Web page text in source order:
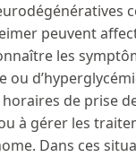
peuvent
les
ou
de prise
à gérer les
Dans ces